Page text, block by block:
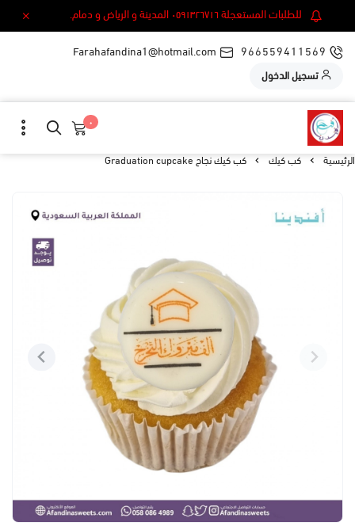
للطلبات المستعجلة ٠٥٩١٣٢٦٧١٦ المدينة و الرياض و دمام.
966559411569
Farahafandina1@hotmail.com
تسجيل الدخول
٠
الرئيسية كب كيك كب كيك نجاح Graduation cupcake